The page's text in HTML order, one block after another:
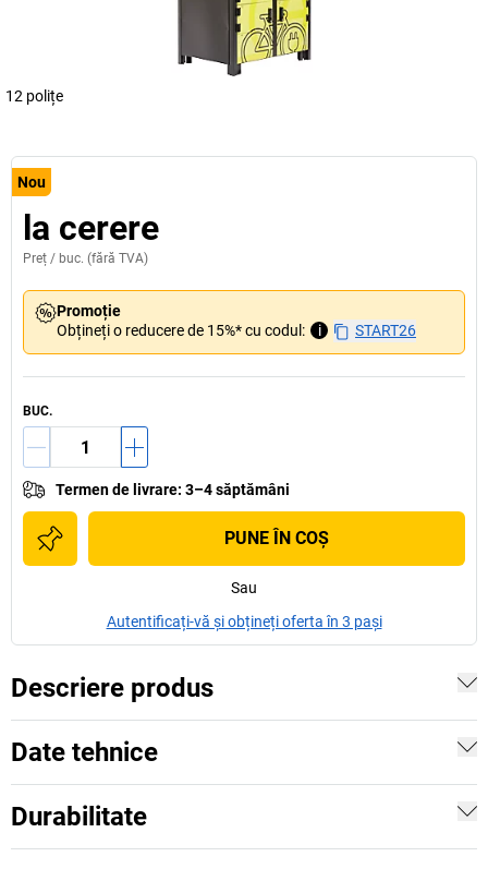
12 polițe
Nou
la cerere
Preț / buc. (fără TVA)
Promoție
Obțineți o reducere de 15%* cu codul:
i START26
BUC.
Termen de livrare: 3–4 săptămâni
PUNE ÎN COŞ
Sau
Autentificați-vă și obțineți oferta în 3 pași
Descriere produs
Date tehnice
Durabilitate